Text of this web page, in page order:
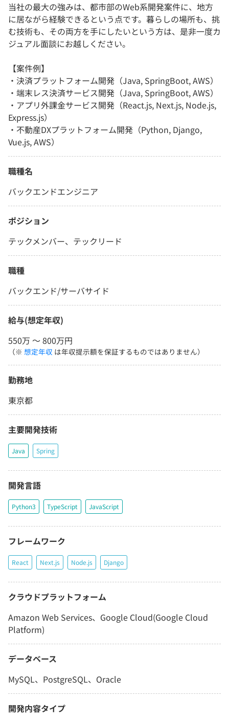
当社の最大の強みは、都市部のWeb系開発案件に、地方
に居ながら経験できるという点です。暮らしの場所も、挑
む技術も、その両方を手にしたいという方は、是非一度カ
ジュアル面談にお越しください。
【案件例】
・決済プラットフォーム開発（Java, SpringBoot, AWS）
・端末レス決済サービス開発（Java, SpringBoot, AWS）
・アプリ外課金サービス開発（React.js, Next.js, Node.js,
Express.js）
・不動産DXプラットフォーム開発（Python, Django,
Vue.js, AWS）
職種名
バックエンドエンジニア
ポジション
テックメンバー、テックリード
職種
バックエンド/サーバサイド
給与(想定年収)
550万 〜 800万円
（※ 想定年収 は年収提示額を保証するものではありません）
勤務地
東京都
主要開発技術
Java Spring
開発言語
Python3 TypeScript JavaScript
フレームワーク
React Next.js Node.js Django
クラウドプラットフォーム
Amazon Web Services、Google Cloud(Google Cloud
Platform)
データベース
MySQL、PostgreSQL、Oracle
開発内容タイプ